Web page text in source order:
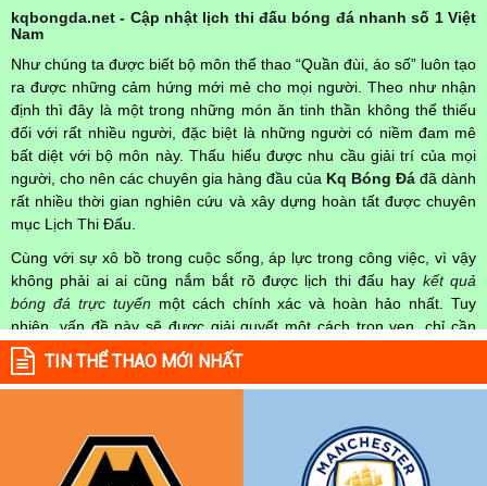
kqbongda.net - Cập nhật lịch thi đấu bóng đá nhanh số 1 Việt
Nam
Như chúng ta được biết bộ môn thể thao “Quần đùi, áo số” luôn tạo
ra được những cảm hứng mới mẻ cho mọi người. Theo như nhận
định thì đây là một trong những món ăn tinh thần không thể thiếu
đối với rất nhiều người, đặc biệt là những người có niềm đam mê
bất diệt với bộ môn này. Thấu hiểu được nhu cầu giải trí của mọi
người, cho nên các chuyên gia hàng đầu của Kq Bóng Đá đã dành
rất nhiều thời gian nghiên cứu và xây dựng hoàn tất được chuyên
mục Lịch Thi Đấu.
Cùng với sự xô bồ trong cuộc sống, áp lực trong công việc, vì vậy
không phải ai ai cũng nắm bắt rõ được lịch thi đấu hay kết quả
bóng đá trực tuyến một cách chính xác và hoàn hảo nhất. Tuy
nhiên, vấn đề này sẽ được giải quyết một cách trọn vẹn, chỉ cần
truy cập vào chuyên mục
Lịch Thi Đấu
mọi người hoàn toàn nắm rõ được chính xác về thời gian các trận
đấu bóng đá Việt Nam hay trên Thế giới diễn ra trong thời gian sắp
cả 2 đội tuyển bóng đá đang đạt được.
Không chỉ dừng lại ở đó, những người hâm mộ bóng đá có thể cập
TIN THỂ THAO MỚI NHẤT